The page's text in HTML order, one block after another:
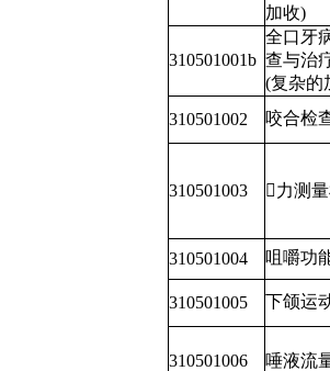
加收)
310501001b
全口牙
查与治
(复杂的
310501002
咬合检
310501003 力测
310501004 咀嚼功
310501005 下颌运
310501006 唾液流